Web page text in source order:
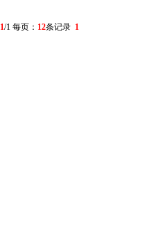
1/1 每页： 12条记录 1